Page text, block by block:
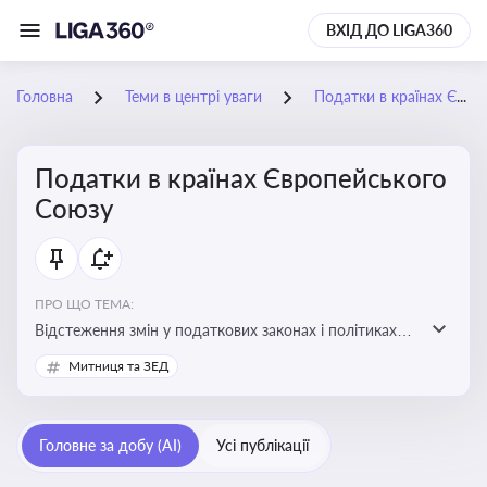
ВХІД ДО LIGA360
Головна Теми в центрі уваги Податки в країнах Європейського Союзу
Податки в країнах Європейського
Союзу
ПРО ЩО ТЕМА:
Відстеження змін у податкових законах і політиках
країн ЄС. Моніторинг кейсів, що впливають на бізнес-
процеси та фінансову звітність
Митниця та ЗЕД
Головне за добу (AI) Усі публікації